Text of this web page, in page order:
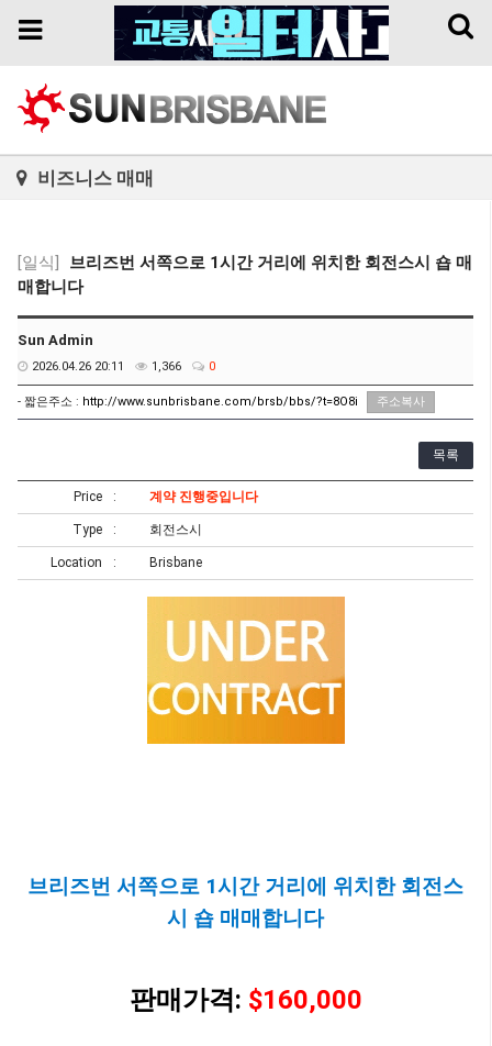
Toggle
Toggle
비즈니스 매매
[일식]
브리즈번 서쪽으로 1시간 거리에 위치한 회전스시 숍 매
매합니다
Sun Admin
2026.04.26 20:11 1,366 0
- 짧은주소 : http://www.sunbrisbane.com/brsb/bbs/?t=8O8i 주소복사
목록
Price 계약 진행중입니다
Type 회전스시
Location Brisbane
브리즈번 서쪽으로 1시간 거리에 위치한 회전스
시 숍 매매합니다
판매가격: $160,000